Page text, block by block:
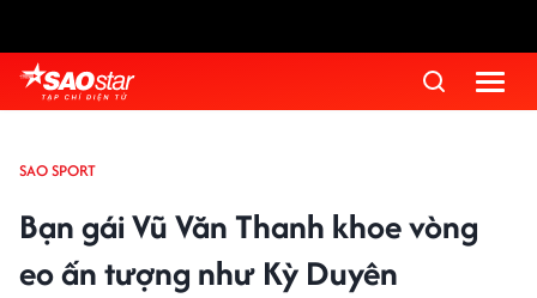
SAO SPORT
Bạn gái Vũ Văn Thanh khoe vòng
eo ấn tượng như Kỳ Duyên